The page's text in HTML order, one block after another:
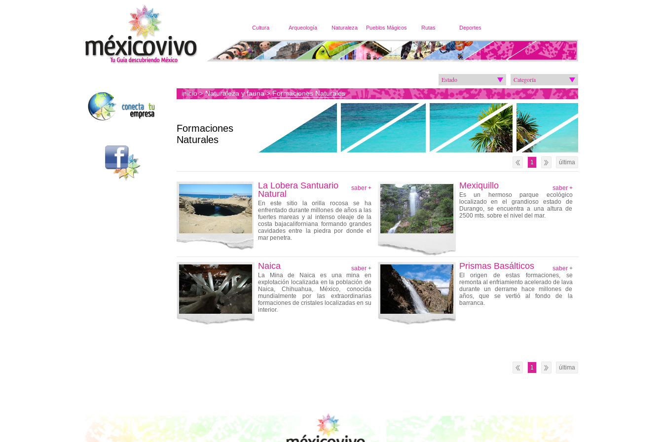
Cultura Arqueología Naturaleza Pueblos Mágicos Rutas Deportes
Estado
Categoría
inicio>Naturaleza y fauna>Formaciones Naturales
Formaciones
Naturales
1 última
La Lobera Santuario
Natural
saber +
En este sitio la orilla rocosa se ha
enfrentado durante millones de años a las
fuertes mareas y al intenso oleaje de la
costa bajacaliforniana formando grandes
cavidades entre la piedra por donde el
mar penetra.
Mexiquillo
saber +
Es un hermoso parque ecológico
localizado en el grandioso estado de
Durango, se encuentra a una altura de
2500 mts. sobre el nivel del mar.
Naica
saber +
La Mina de Naica es una mina en
explotación localizada en la población de
Naica, Chihuahua, México, conocida
mundialmente por las extraordinarias
formaciones de cristales localizadas en su
interior.
Prismas Basálticos
saber +
El origen de estas formaciones, se
remonta al enfriamiento acelerado de lava
durante un derrame hace millones de
años, que se vertió al fondo de la
barranca.
1 última